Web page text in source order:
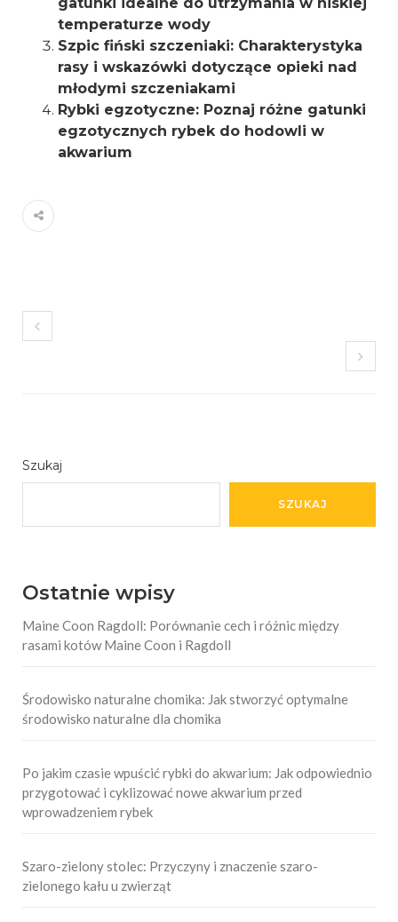
temperaturze wody
Szpic fiński szczeniaki: Charakterystyka
rasy i wskazówki dotyczące opieki nad
młodymi szczeniakami
Rybki egzotyczne: Poznaj różne gatunki
egzotycznych rybek do hodowli w
akwarium
Szukaj
SZUKAJ
Ostatnie wpisy
Maine Coon Ragdoll: Porównanie cech i różnic między
rasami kotów Maine Coon i Ragdoll
Środowisko naturalne chomika: Jak stworzyć optymalne
środowisko naturalne dla chomika
Po jakim czasie wpuścić rybki do akwarium: Jak odpowiednio
przygotować i cyklizować nowe akwarium przed
wprowadzeniem rybek
Szaro-zielony stolec: Przyczyny i znaczenie szaro-
zielonego kału u zwierząt